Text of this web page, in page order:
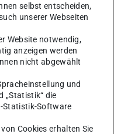
Rahmen des Projekts
Sie auf der Webseite
oder
und Mitglieder
TUjournals
selbst entscheiden,
unserer Webseiten
Website notwendig,
anzeigen werden
nicht abgewählt
und
„Statistik“ die
Statistik-Software
Cookies erhalten Sie